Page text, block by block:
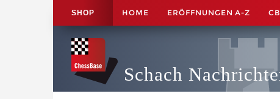
SHOP HOME ERÖFFNUNGEN A-Z
Schach